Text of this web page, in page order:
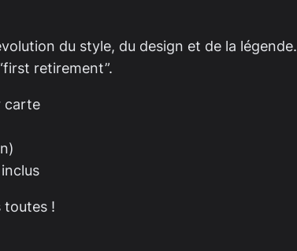
du style, du design et de la légende.
retirement”.
carte
toutes !